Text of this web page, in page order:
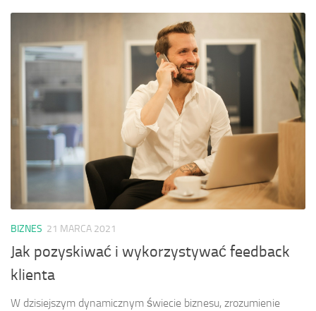
BIZNES 21 MARCA 2021
Jak pozyskiwać i wykorzystywać feedback
klienta
W dzisiejszym dynamicznym świecie biznesu, zrozumienie